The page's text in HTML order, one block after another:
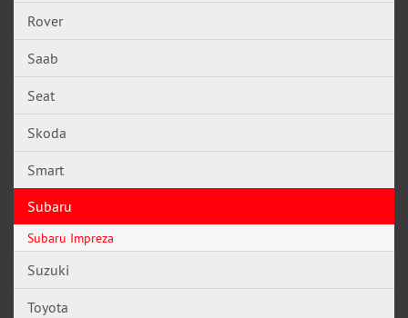
Rover
Saab
Seat
Skoda
Smart
Subaru
Subaru Impreza
Suzuki
Toyota